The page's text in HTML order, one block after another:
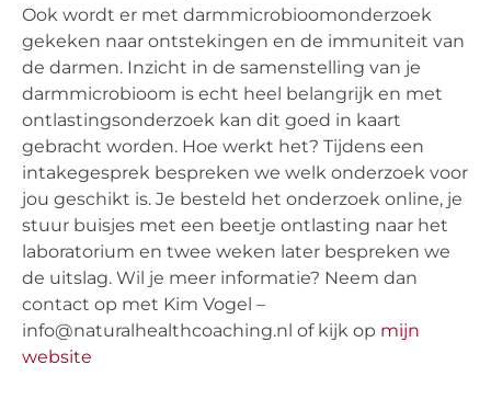
Ook wordt er met darmmicrobioomonderzoek
gekeken naar ontstekingen en de immuniteit van
de darmen. Inzicht in de samenstelling van je
darmmicrobioom is echt heel belangrijk en met
ontlastingsonderzoek kan dit goed in kaart
gebracht worden. Hoe werkt het? Tijdens een
intakegesprek bespreken we welk onderzoek voor
jou geschikt is. Je besteld het onderzoek online, je
stuur buisjes met een beetje ontlasting naar het
laboratorium en twee weken later bespreken we
de uitslag. Wil je meer informatie? Neem dan
contact op met Kim Vogel –
info@naturalhealthcoaching.nl of kijk op mijn
website